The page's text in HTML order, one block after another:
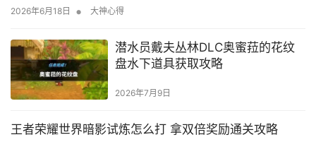
2026年6月18日 • 大神心得
潜水员戴夫丛林DLC奥蜜菈的花纹
盘水下道具获取攻略
2026年7月9日
王者荣耀世界暗影试炼怎么打 拿双倍奖励通关攻略